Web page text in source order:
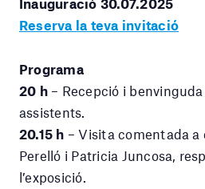
Reserva la teva invitació
Programa
20 h– Recepció i benvinguda
assistents.
20.15 h – Visita comentada a
Perelló i Patricia Juncosa,
l’exposició.